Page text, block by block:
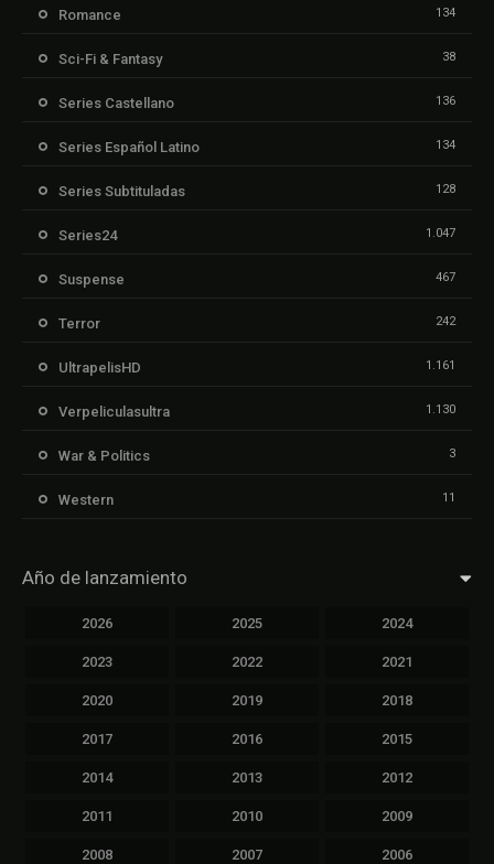
Romance 134
Sci-Fi & Fantasy 38
Series Castellano 136
Series Español Latino 134
Series Subtituladas 128
Series24 1.047
Suspense 467
Terror 242
UltrapelisHD 1.161
Verpeliculasultra 1.130
War & Politics 3
Western 11
Año de lanzamiento
2026 2025 2024
2023 2022 2021
2020 2019 2018
2017 2016 2015
2014 2013 2012
2011 2010 2009
2008 2007 2006